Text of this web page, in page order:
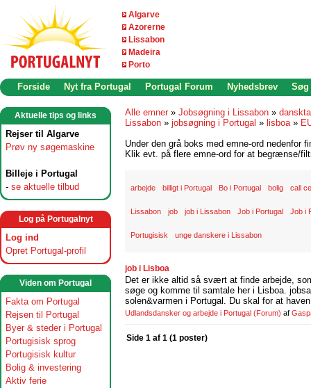
Algarve
Azorerne
Lissabon
Madeira
Porto
Forside Nyt fra Portugal Portugal Forum Nyhedsbrev Søg
Aktuelle tips og links
Rejser til Algarve
Prøv ny søgemaskine
Billeje i Portugal
- se aktuelle tilbud
Log på Portugalnyt
Log ind
Opret Portugal-profil
Viden om Portugal
Fakta om Portugal
Rejsen til Portugal
Byer & steder i Portugal
Portugisisk sprog
Portugisisk kultur
Bolig & investering
Aktiv ferie
Alle emner » Jobsøgning i Lissabon »
Lissabon » jobsøgning i Portugal » lisboa»
Under den grå boks med emne-ord nedenfor
Klik evt. på flere emne-ord for at begrænse/
arbejde billigt i Portugal Bo i Portugal bolig call
Lissabon job job i Lissabon Job i Portugal Job i
Portugisisk unge danskere i Lissabon
job i Lisboa
Det er ikke altid så svært at finde arbejde,
søge og komme til samtale her i Lisboa.
solen&varmen i Portugal. Du skal for at
Udlandsdansker og arbejde i Portugal (Forum) af
Side 1 af 1 (1 poster)